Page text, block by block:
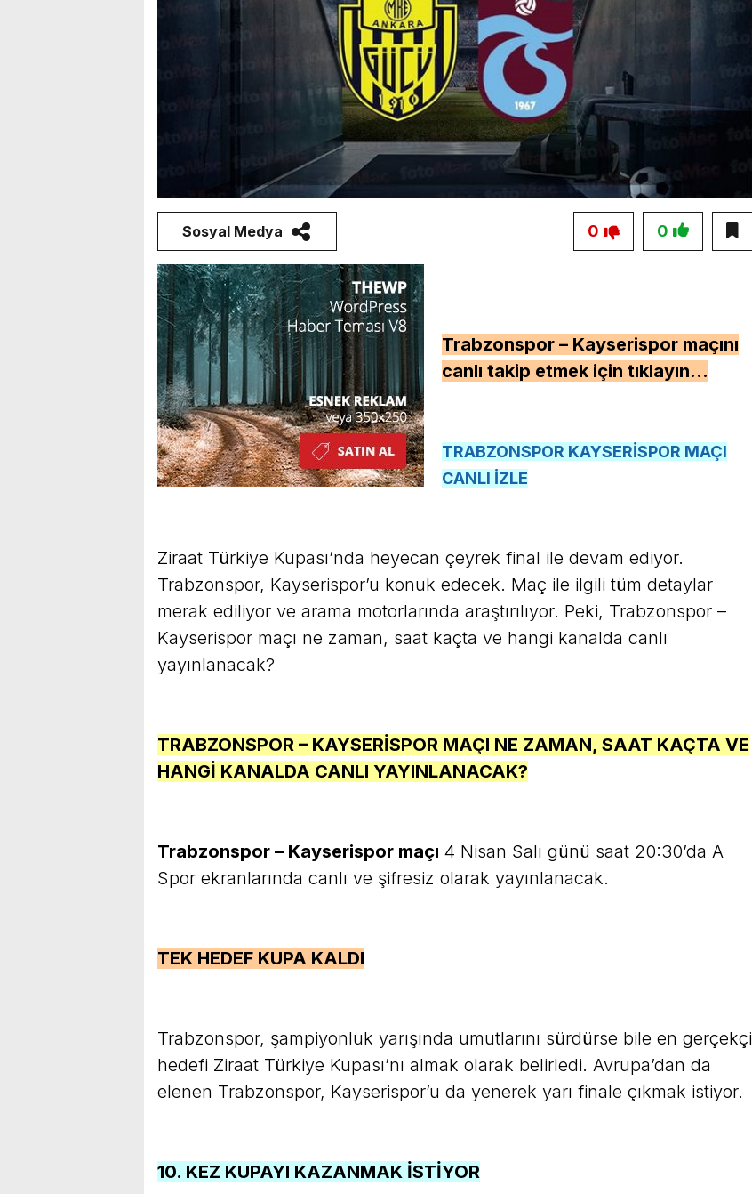
Sosyal Medya 0
0
Trabzonspor – Kayserispor maçını
canlı takip etmek için tıklayın…
TRABZONSPOR KAYSERİSPOR MAÇI
CANLI İZLE
Ziraat Türkiye Kupası’nda heyecan çeyrek final ile devam ediyor.
Trabzonspor, Kayserispor’u konuk edecek. Maç ile ilgili tüm detaylar
merak ediliyor ve arama motorlarında araştırılıyor. Peki, Trabzonspor –
Kayserispor maçı ne zaman, saat kaçta ve hangi kanalda canlı
yayınlanacak?
TRABZONSPOR – KAYSERİSPOR MAÇI NE ZAMAN, SAAT KAÇTA VE
HANGİ KANALDA CANLI YAYINLANACAK?
Trabzonspor – Kayserispor maçı 4 Nisan Salı günü saat 20:30’da A
Spor ekranlarında canlı ve şifresiz olarak yayınlanacak.
TEK HEDEF KUPA KALDI
Trabzonspor, şampiyonluk yarışında umutlarını sürdürse bile en gerçekçi
hedefi Ziraat Türkiye Kupası’nı almak olarak belirledi. Avrupa’dan da
elenen Trabzonspor, Kayserispor’u da yenerek yarı finale çıkmak istiyor.
10. KEZ KUPAYI KAZANMAK İSTİYOR